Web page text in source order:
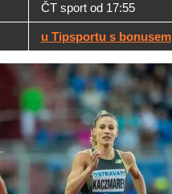
ČT sport od 17:55
u Tipsportu s bonusem